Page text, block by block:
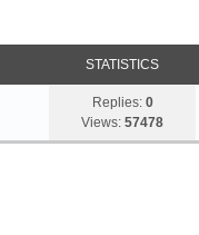
STATISTICS
Replies: 0
Views: 57478